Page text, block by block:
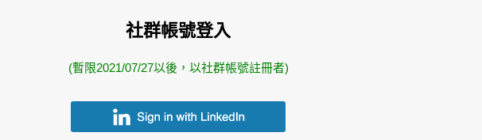
社群帳號登入
(暫限2021/07/27以後，以社群帳號註冊者)